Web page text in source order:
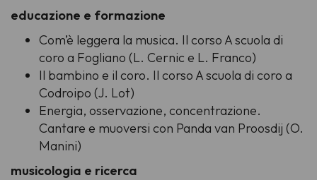
educazione e formazione
Com’è leggera la musica. Il corso A scuola di
coro a Fogliano (L. Cernic e L. Franco)
Il bambino e il coro. Il corso A scuola di coro a
Codroipo (J. Lot)
Energia, osservazione, concentrazione.
Cantare e muoversi con Panda van Proosdij (O.
Manini)
musicologia e ricerca